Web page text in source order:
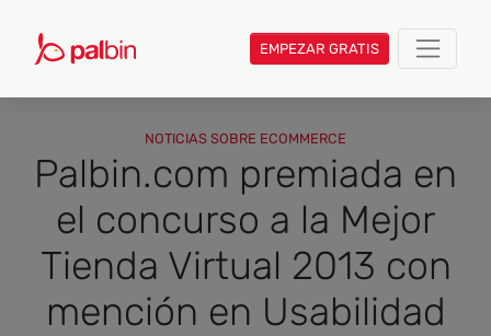
EMPEZAR GRATIS
NOTICIAS SOBRE ECOMMERCE
Palbin.com premiada en
el concurso a la Mejor
Tienda Virtual 2013 con
mención en Usabilidad